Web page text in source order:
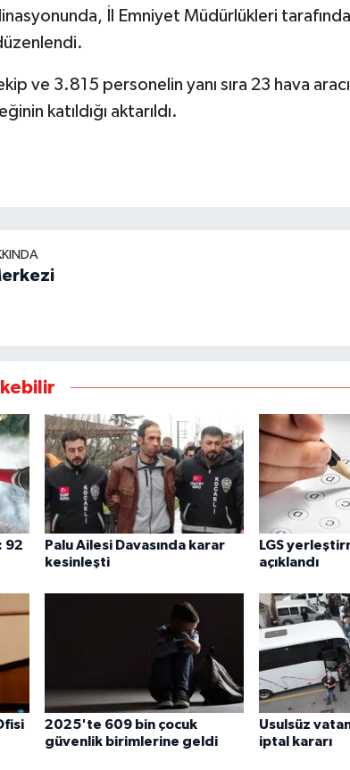
İl Emniyet Müdürlükleri
ve 3.815 personelin yanı sıra 23 hava
katıldığı aktarıldı.
92
Palu Ailesi Davasında karar
kesinleşti
LGS
açıklandı
2025'te 609 bin çocuk
güvenlik birimlerine geldi
Usulsüz
iptal kararı